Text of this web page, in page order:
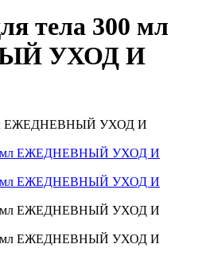
тела 300 мл
УХОД И
мл ЕЖЕДНЕВНЫЙ УХОД И